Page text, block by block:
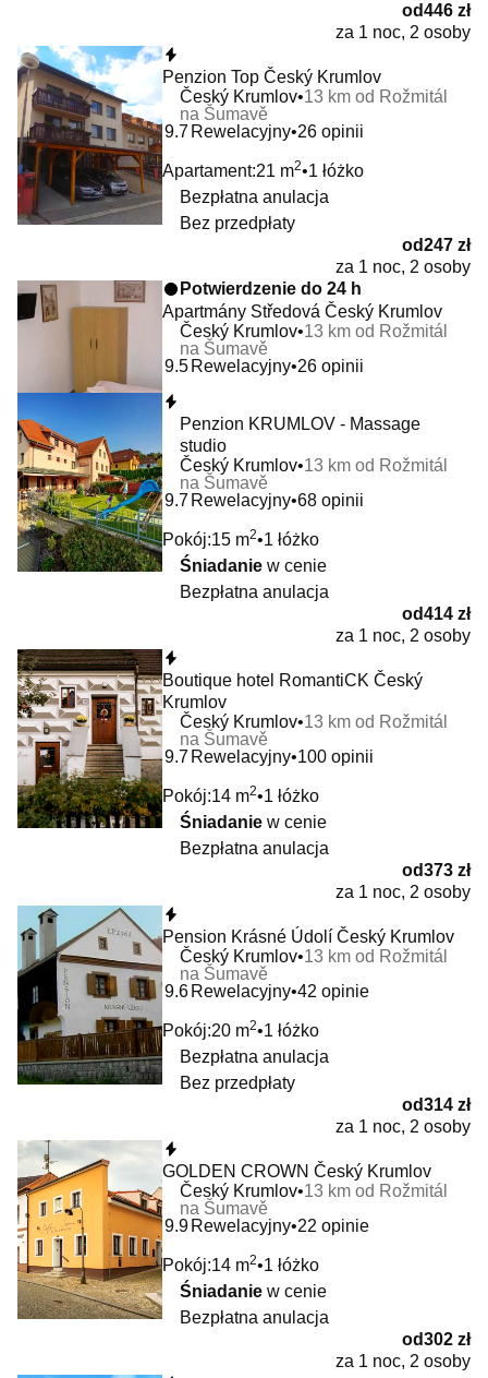
od446 zł
za 1 noc, 2 osoby
Penzion Top Český Krumlov
Český Krumlov 13 km od Rožmitál
na Šumavě
9.7 Rewelacyjny 26 opinii
Apartament:21 m2 1 łóżko
Bezpłatna anulacja
Bez przedpłaty
od247 zł
za 1 noc, 2 osoby
Potwierdzenie do 24 h
Apartmány Středová Český Krumlov
Český Krumlov 13 km od Rožmitál
na Šumavě
9.5 Rewelacyjny 26 opinii
Penzion KRUMLOV - Massage
studio
Český Krumlov 13 km od Rožmitál
na Šumavě
9.7 Rewelacyjny 68 opinii
Pokój:15 m2 1 łóżko
Śniadanie w cenie
Bezpłatna anulacja
od414 zł
za 1 noc, 2 osoby
Boutique hotel RomantiCK Český
Krumlov
Český Krumlov 13 km od Rožmitál
na Šumavě
9.7 Rewelacyjny 100 opinii
Pokój:14 m2 1 łóżko
Śniadanie w cenie
Bezpłatna anulacja
od373 zł
za 1 noc, 2 osoby
Pension Krásné Údolí Český Krumlov
Český Krumlov 13 km od Rožmitál
na Šumavě
9.6 Rewelacyjny 42 opinie
Pokój:20 m2 1 łóżko
Bezpłatna anulacja
Bez przedpłaty
od314 zł
za 1 noc, 2 osoby
GOLDEN CROWN Český Krumlov
Český Krumlov 13 km od Rožmitál
na Šumavě
9.9 Rewelacyjny 22 opinie
Pokój:14 m2 1 łóżko
Śniadanie w cenie
Bezpłatna anulacja
od302 zł
za 1 noc, 2 osoby